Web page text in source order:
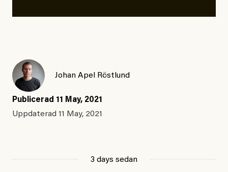
Johan Apel Röstlund
Publicerad 11 May, 2021
Uppdaterad 11 May, 2021
3 days sedan